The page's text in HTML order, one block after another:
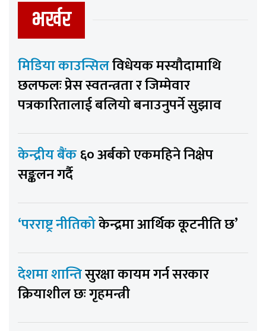
भर्खर
मिडिया काउन्सिलविधेयक मस्यौदामाथि
छलफलः प्रेस स्वतन्त्रता र जिम्मेवार
पत्रकारितालाई बलियो बनाउनुपर्ने सुझाव
केन्द्रीय बैंक६० अर्बको एकमहिने निक्षेप
सङ्कलन गर्दै
‘परराष्ट्र नीतिकोकेन्द्रमा आर्थिक कूटनीति छ’
देशमा शान्तिसुरक्षा कायम गर्न सरकार
क्रियाशील छः गृहमन्त्री